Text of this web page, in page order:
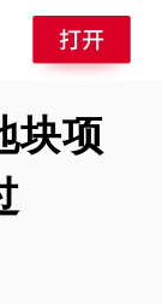
块项